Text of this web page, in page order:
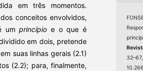
em três momentos.
conceitos envolvidos,
umprincípio e o que é
em dois, pretende
suas linhas gerais (2.1)
(2.2); para, finalmente,